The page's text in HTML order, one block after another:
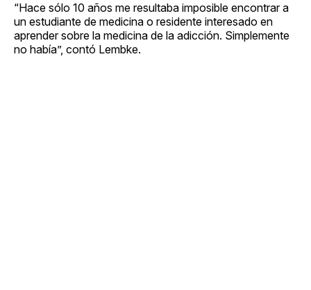
“Hace sólo 10 años me resultaba imposible encontrar a
un estudiante de medicina o residente interesado en
aprender sobre la medicina de la adicción. Simplemente
no había”, contó Lembke.